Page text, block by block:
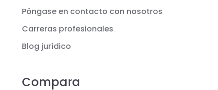
Póngase en contacto con nosotros
Carreras profesionales
Blog jurídico
Compara